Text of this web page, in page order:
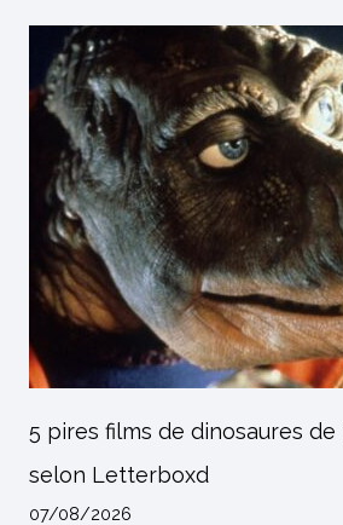
5 pires films de dinosaures
selon Letterboxd
07/08/2026